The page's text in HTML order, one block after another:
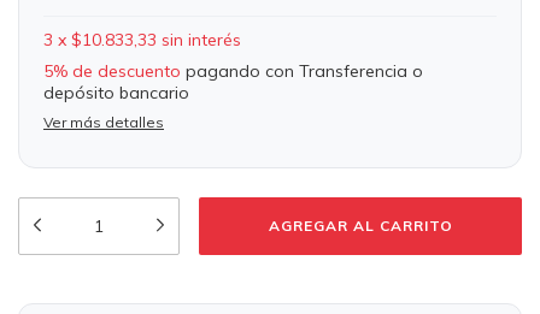
3 x $10.833,33 sin interés
5% de descuento pagando con Transferencia o
depósito bancario
Ver más detalles